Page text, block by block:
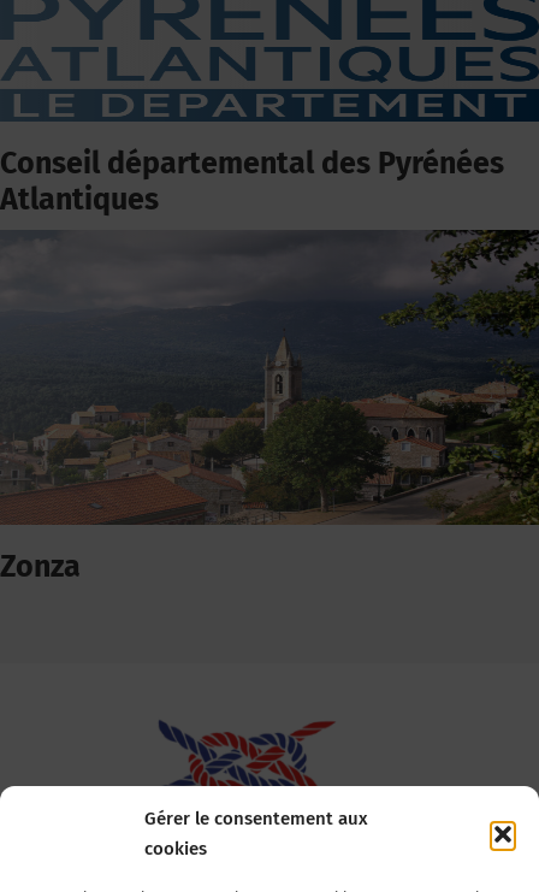
Gérer le consentement aux
cookies
Conseil départemental des Pyrénées
Atlantiques
Zonza